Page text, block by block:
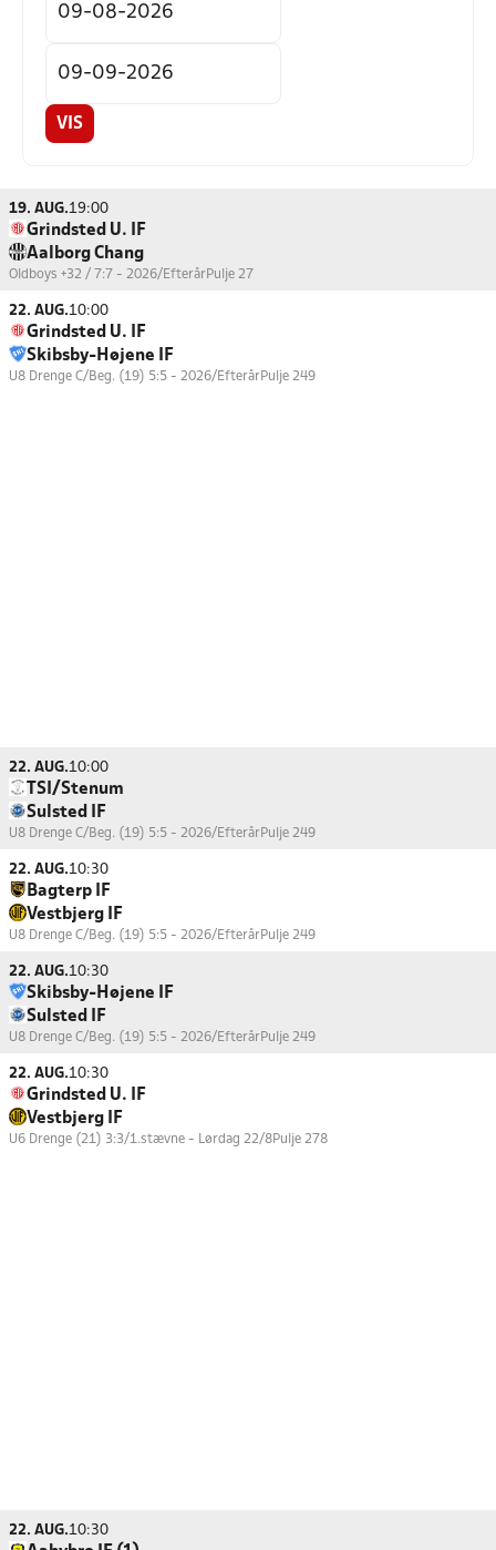
VIS
19. AUG.19:00
Grindsted U. IF
Aalborg Chang
Oldboys +32 / 7:7 - 2026/EfterårPulje 27
22. AUG.10:00
Grindsted U. IF
Skibsby-Højene IF
U8 Drenge C/Beg. (19) 5:5 - 2026/EfterårPulje 249
22. AUG.10:00
TSI/Stenum
Sulsted IF
U8 Drenge C/Beg. (19) 5:5 - 2026/EfterårPulje 249
22. AUG.10:30
Bagterp IF
Vestbjerg IF
U8 Drenge C/Beg. (19) 5:5 - 2026/EfterårPulje 249
22. AUG.10:30
Skibsby-Højene IF
Sulsted IF
U8 Drenge C/Beg. (19) 5:5 - 2026/EfterårPulje 249
22. AUG.10:30
Grindsted U. IF
Vestbjerg IF
U6 Drenge (21) 3:3/1.stævne - Lørdag 22/8Pulje 278
22. AUG.10:30